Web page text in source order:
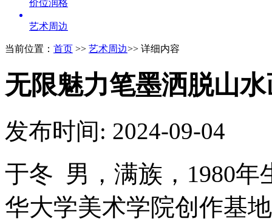
价位润格
艺术周边
当前位置： 首页 >> 艺术周边>> 详细内容
无限魅力笔墨洒脱山水
发布时间: 2024-09-04
于冬 男，满族，1980年
华大学美术学院创作基